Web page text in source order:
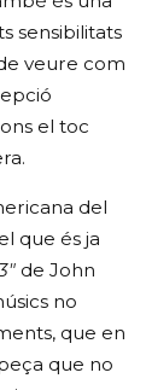
sensibilitats
veure com
el toc
del
que és ja
de John
no
que en
que no